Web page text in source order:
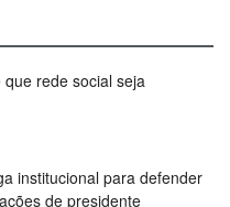
rede social seja
institucional para defender
de presidente